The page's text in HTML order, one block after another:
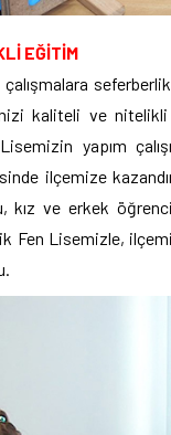
EĞİTİM
çalışmalara
kaliteli ve
Lisemizin yapım
ilçemize
kız ve erkek
Fen Lisemizle,